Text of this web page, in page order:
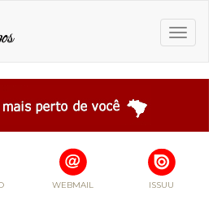
Toggle
WEBMAIL ISSUU